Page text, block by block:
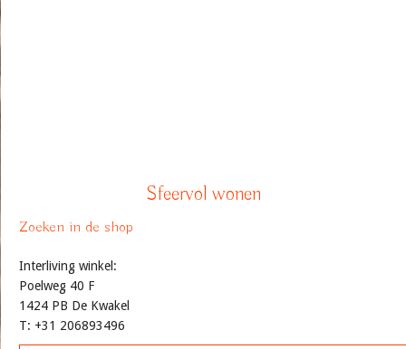
Sfeervol wonen
Zoeken in de shop
Interliving winkel:
Poelweg 40 F
1424 PB De Kwakel
T: +31 206893496